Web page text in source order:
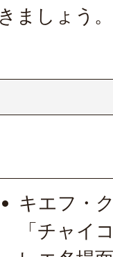
ましょう。
キエフ・
「チャイ